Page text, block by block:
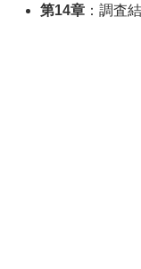
第14章 ：調査